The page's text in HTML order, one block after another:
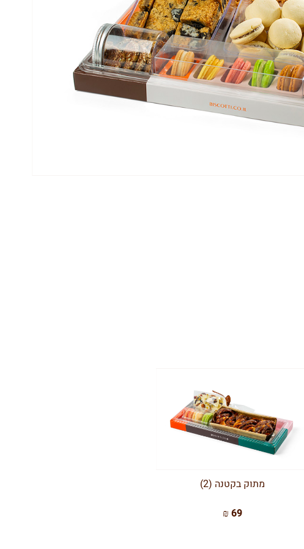
מתוק בקטנה (2)
69 ₪